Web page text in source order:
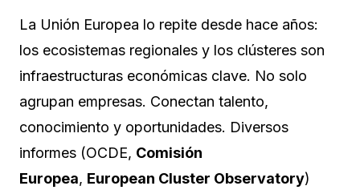
La Unión Europea lo repite desde hace años:
los ecosistemas regionales y los clústeres son
infraestructuras económicas clave. No solo
agrupan empresas. Conectan talento,
conocimiento y oportunidades. Diversos
informes (OCDE, Comisión
Europea, European Cluster Observatory)